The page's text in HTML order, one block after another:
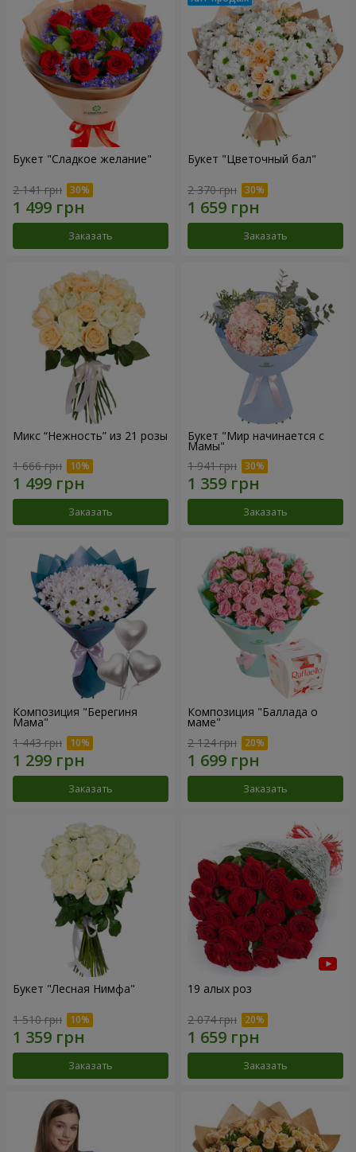
Букет "Сладкое желание"
2 141 грн
Заказать
Букет "Цветочный бал"
2 370 грн
Заказать
Микс “Нежность” из 21 розы
1 666 грн
Заказать
Букет "Мир начинается с
Мамы"
1 941 грн
Заказать
Композиция "Берегиня
Мама"
1 443 грн
Заказать
Композиция "Баллада о
маме"
2 124 грн
Заказать
Букет "Лесная Нимфа"
1 510 грн
Заказать
19 алых роз
2 074 грн
Заказать